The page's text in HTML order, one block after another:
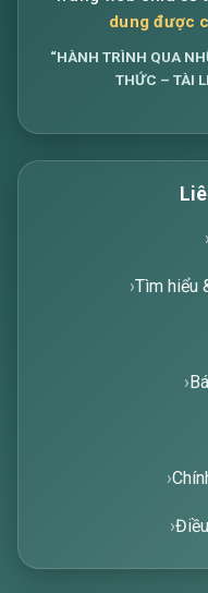
dung được
“HÀNH TRÌNH QUA
THỨC – TÀI
Tìm hiểu